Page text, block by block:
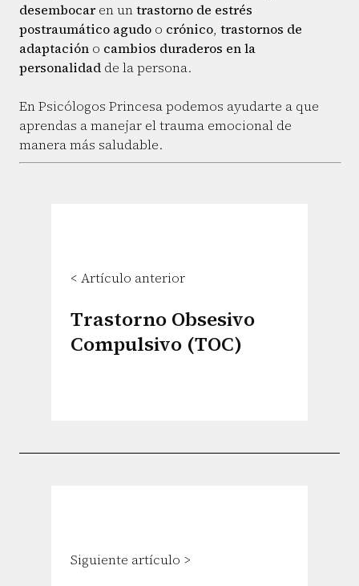
desembocaren untrastorno de estrés
postraumático agudo o crónico, trastornos de
adaptación o cambios duraderos en la
personalidad de la persona.
En Psicólogos Princesa podemos ayudarte a que
aprendas a manejar el trauma emocional de
manera más saludable.
< Artículo anterior
Trastorno Obsesivo
Compulsivo (TOC)
Siguiente artículo >